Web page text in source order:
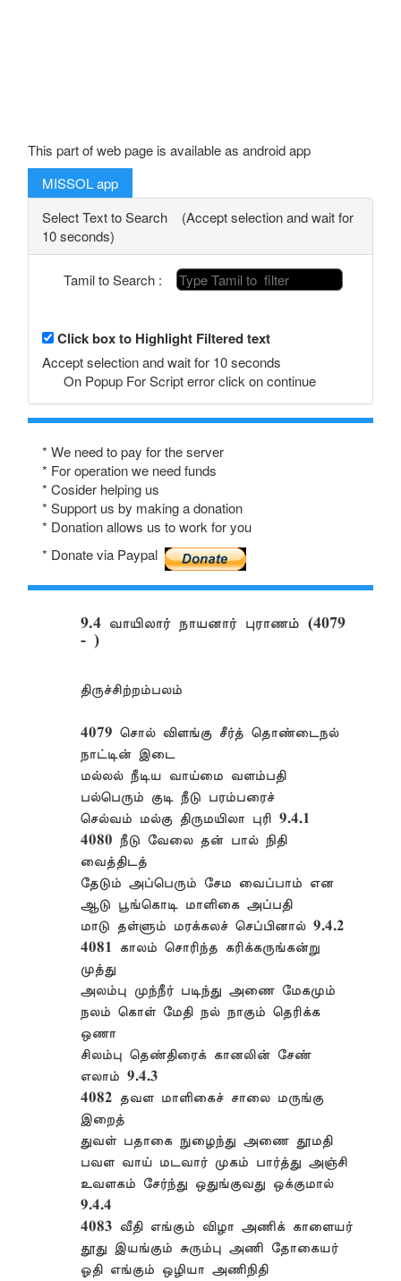
This part of web page is available as android app
MISSOL app
Select Text to Search (Accept selection and wait for
10 seconds)
Tamil to Search :
Click box to Highlight Filtered text
Accept selection and wait for 10 seconds
On Popup For Script error click on continue
* We need to pay for the server
* For operation we need funds
* Cosider helping us
* Support us by making a donation
* Donation allows us to work for you
* Donate via Paypal
9.4 வாயிலார் நாயனார் புராணம் (4079
- )
திருச்சிற்றம்பலம்
4079 சொல் விளங்கு சீர்த் தொண்டைநல்
நாட்டின் இடை
மல்லல் நீடிய வாய்மை வளம்பதி
பல்பெரும் குடி நீடு பரம்பரைச்
செல்வம் மல்கு திருமயிலா புரி 9.4.1
4080 நீடு வேலை தன் பால் நிதி
வைத்திடத்
தேடும் அப்பெரும் சேம வைப்பாம் என
ஆடு பூங்கொடி மாளிகை அப்பதி
மாடு தள்ளும் மரக்கலச் செப்பினால் 9.4.2
4081 காலம் சொரிந்த கரிக்கருங்கன்று
முத்து
அலம்பு முந்நீர் படிந்து அணை மேகமும்
நலம் கொள் மேதி நல் நாகும் தெரிக்க
ஒணா
சிலம்பு தெண்திரைக் கானலின் சேண்
எலாம் 9.4.3
4082 தவள மாளிகைச் சாலை மருங்கு
இறைத்
துவள் பதாகை நுழைந்து அணை தூமதி
பவள வாய் மடவார் முகம் பார்த்து அஞ்சி
உவளகம் சேர்ந்து ஒதுங்குவது ஒக்குமால்
9.4.4
4083 வீதி எங்கும் விழா அணிக் காளையர்
தூது இயங்கும் சுரும்பு அணி தோகையர்
ஓதி எங்கும் ஒழியா அணிநிதி